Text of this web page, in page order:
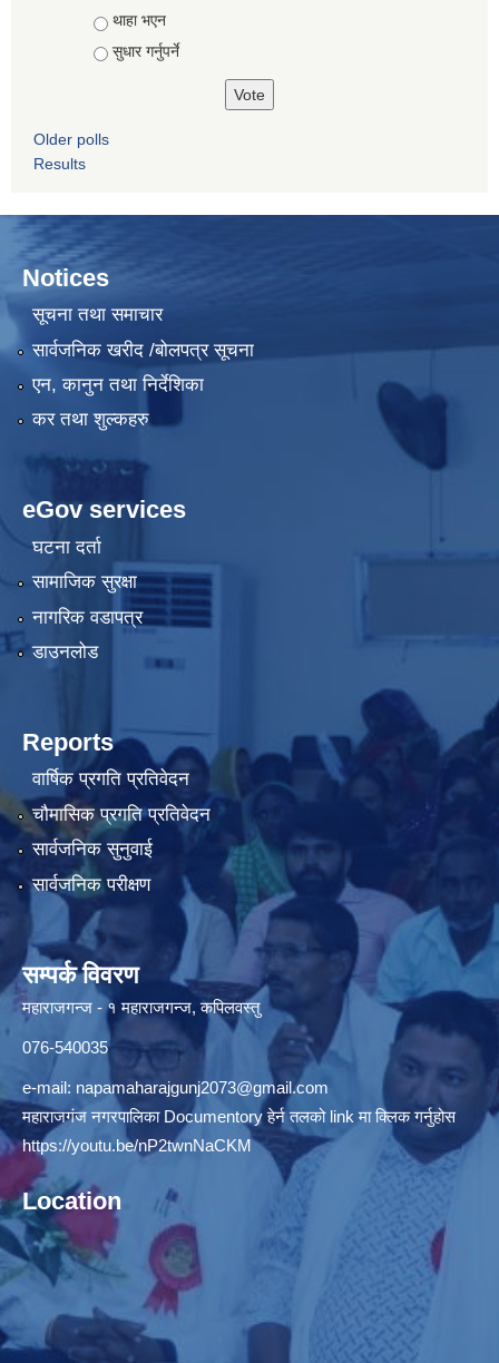
थाहा भएन
सुधार गर्नुपर्ने
Older polls
Results
Notices
सूचना तथा समाचार
सार्वजनिक खरीद /बोलपत्र सूचना
एन, कानुन तथा निर्देशिका
कर तथा शुल्कहरु
eGov services
घटना दर्ता
सामाजिक सुरक्षा
नागरिक वडापत्र
डाउनलोड
Reports
वार्षिक प्रगति प्रतिवेदन
चौमासिक प्रगति प्रतिवेदन
सार्वजनिक सुनुवाई
सार्वजनिक परीक्षण
सम्पर्क विवरण
महाराजगन्ज - १ महाराजगन्ज, कपिलवस्तु
076-540035
e-mail: napamaharajgunj2073@gmail.com
महाराजगंज नगरपालिका Documentory हेर्न तलको link मा क्लिक गर्नुहोस
https://youtu.be/nP2twnNaCKM
Location